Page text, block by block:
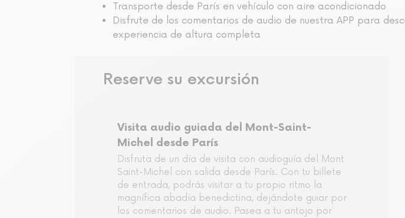
Transporte desde París en vehículo con aire acondicionado
Disfrute de los comentarios de audio de nuestra APP para
experiencia de altura completa
Reserve su excursión
Visita audio guiada del Mont-Saint-
Michel desde París
Disfruta de un día de visita con audioguía del Mont
Saint-Michel con salida desde París. Con tu billete
de entrada, podrás visitar a tu propio ritmo la
magnífica abadía benedictina, dejándote guiar por
los comentarios de audio. Pasea a tu antojo por